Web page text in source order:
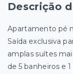
Descrição
Apartamento pé
Saída exclusiva
amplas suítes
de 5 banheiros e